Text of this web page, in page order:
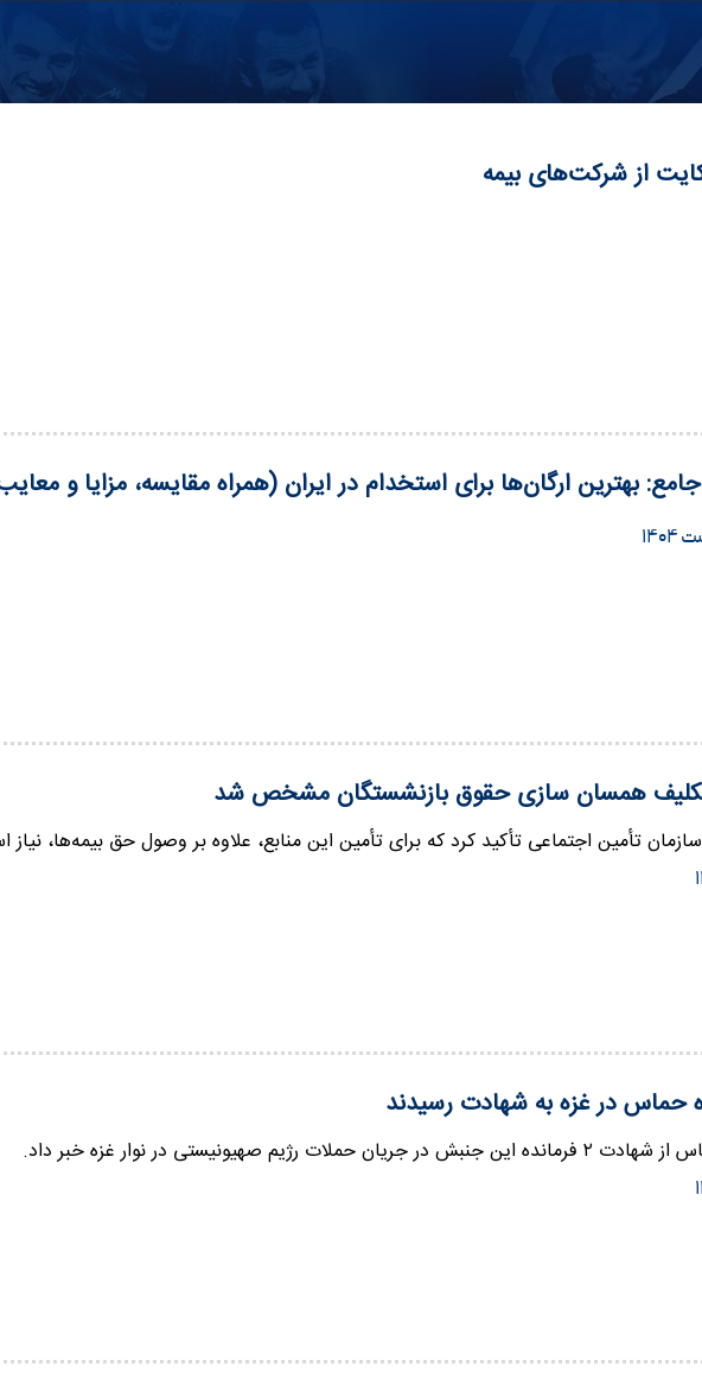
از شرکت‌های بیمه
بهترین ارگان‌ها برای استخدام در ایران (همراه مقایسه، مزایا و
تکلیف همسان سازی حقوق بازنشستگان مشخص شد
تأمین اجتماعی تأکید کرد که برای تأمین این منابع، علاوه بر وصول حق بیمه‌ها،
حملات رژیم صهیونیستی در نوار غزه خبر داد.